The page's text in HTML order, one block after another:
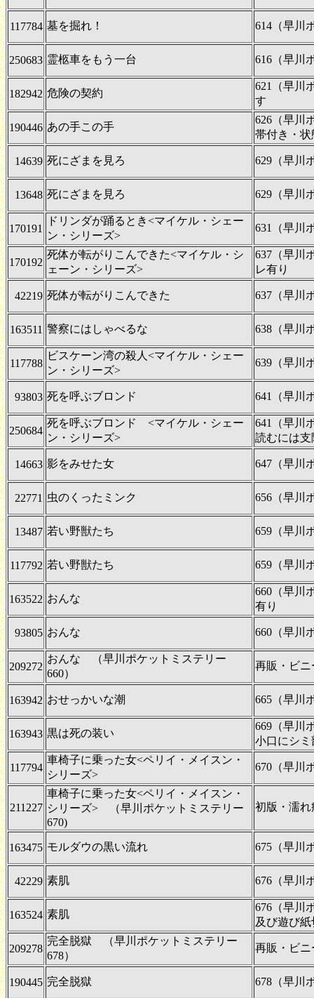
117784 墓を掘れ！ 614（早川
250683 霊柩車をもう一台 616（早川
182942 危険の契約
621（早川
す
190446 あの手この手
626（早川
帯付き・
14639 死にざまを見ろ 629（早川
13648 死にざまを見ろ 629（早川
170191
ドリンダが踊るとき<マイケル・シェー
ン・シリーズ>
631（早川
170192
死体が転がりこんできた<マイケル・シ
ェーン・シリーズ>
637（早川
レ有り
42219 死体が転がりこんできた 637（早川
163511 警察にはしゃべるな 638（早川
117788
ビスケーン湾の殺人<マイケル・シェー
ン・シリーズ>
639（早川
93803 死を呼ぶブロンド 641（早川
250684
死を呼ぶブロンド <マイケル・シェー
ン・シリーズ>
641（早川
読むには
14663 影をみせた女 647（早川
22771 虫のくったミンク 656（早川
13487 若い野獣たち 659（早川
117792 若い野獣たち 659（早川
163522 おんな
660（早川
有り
93805 おんな 660（早川
209272
おんな （早川ポケットミステリー
660）
再販・ビ
163942 おせっかいな潮 665（早川
163943 黒は死の装い
669（早川
小口にシミ
117794
車椅子に乗った女<ペリイ・メイスン・
シリーズ>
670（早川
211227
車椅子に乗った女<ペリイ・メイスン・
シリーズ> （早川ポケットミステリー
670)
初版・濡
163475 モルダウの黒い流れ 675（早川
42229 素肌 676（早川
163524 素肌
676（早川
及び遊び
209278
完全脱獄 （早川ポケットミステリー
678）
再販・ビ
190445 完全脱獄 678（早川